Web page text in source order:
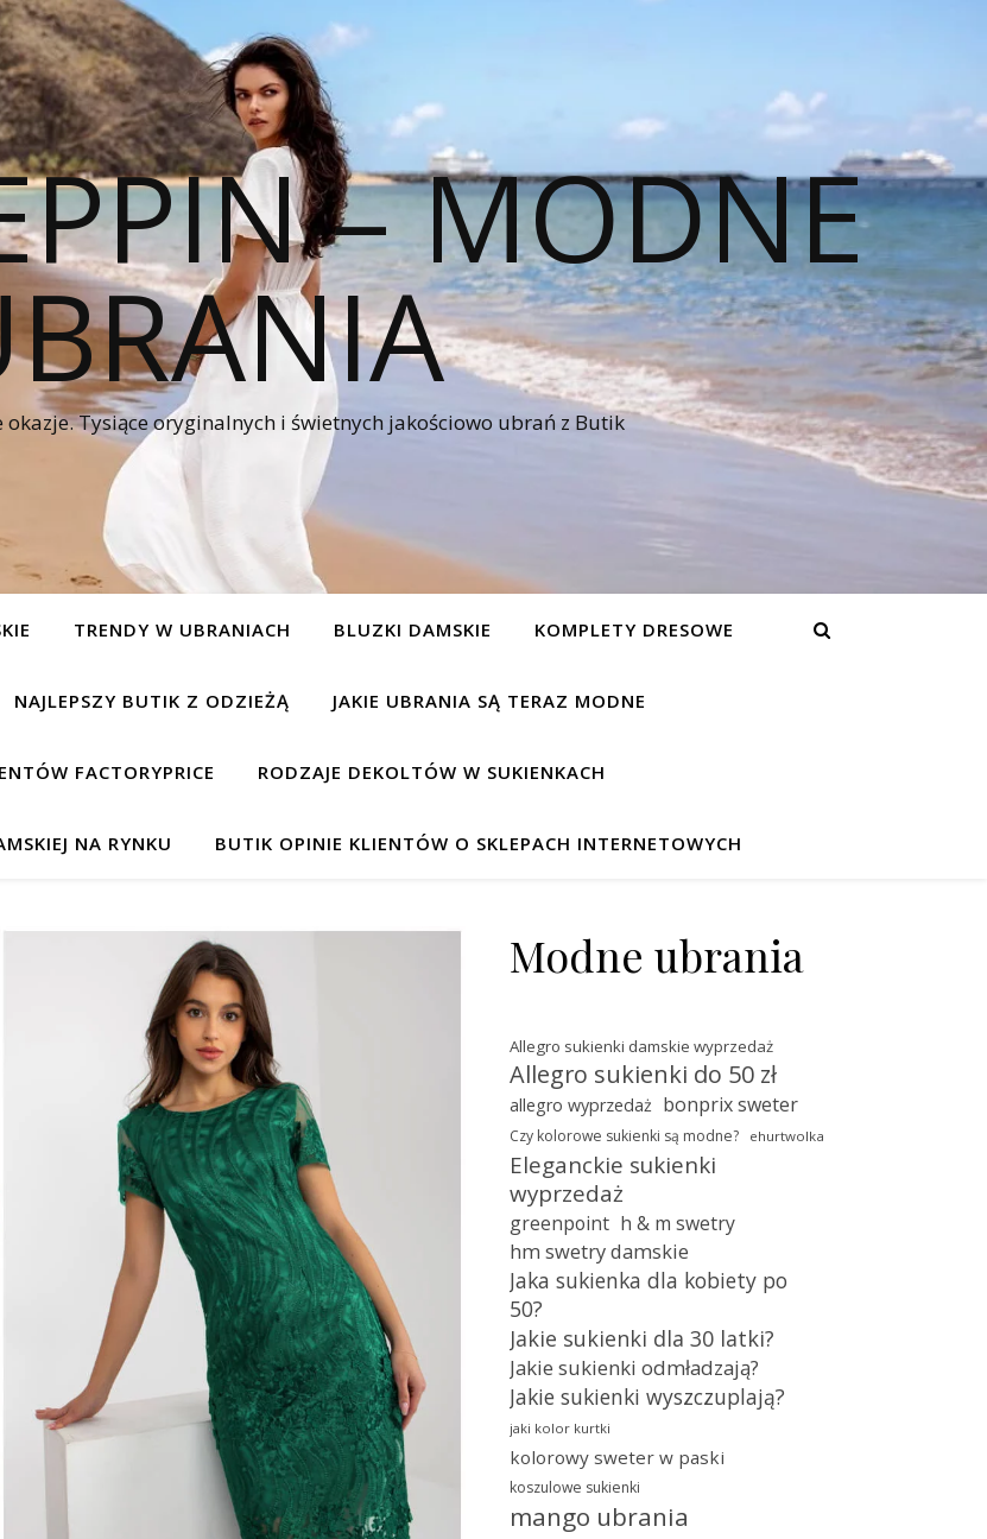
– MODNE
Tysiące oryginalnych i świetnych jakościowo ubrań z Butik
TRENDY W UBRANIACH BLUZKI DAMSKIE KOMPLETY DRESOWE
NAJLEPSZY BUTIK Z ODZIEŻĄ JAKIE UBRANIA SĄ TERAZ MODNE
FACTORYPRICE RODZAJE DEKOLTÓW W SUKIENKACH
NA RYNKU BUTIK OPINIE KLIENTÓW O SKLEPACH INTERNETOWYCH
Modne ubrania
Allegro sukienki damskie wyprzedaż
Allegro sukienki do 50 zł
allegro wyprzedaż bonprix sweter
Czy kolorowe sukienki są modne? ehurtwolka
Eleganckie sukienki
wyprzedaż
greenpoint h & m swetry
hm swetry damskie
Jaka sukienka dla kobiety po
50?
Jakie sukienki dla 30 latki?
Jakie sukienki odmładzają?
Jakie sukienki wyszczuplają?
jaki kolor kurtki
kolorowy sweter w paski
koszulowe sukienki
mango ubrania